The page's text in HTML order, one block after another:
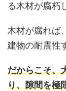
る木材が腐朽
木材が腐れば
建物の耐震性
だからこそ、
り、隙間を極